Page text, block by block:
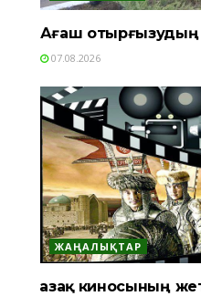
Ағаш отырғызудың
07.08.2026
ЖАҢАЛЫҚТАР
Қазақ киносының